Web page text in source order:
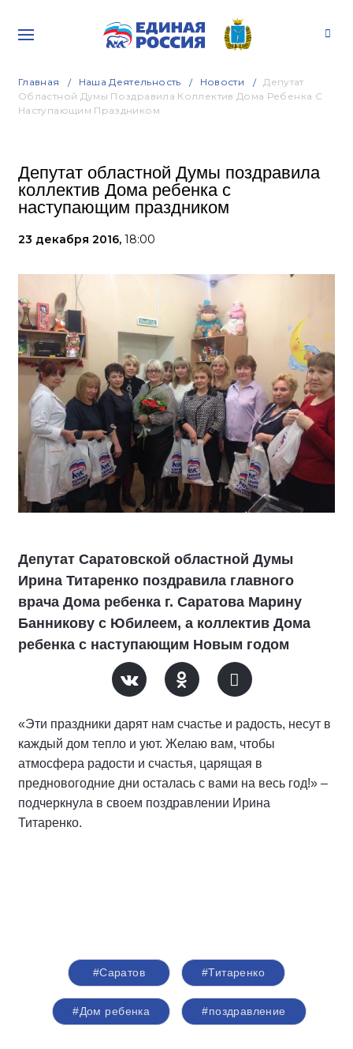
Главная Наша Деятельность Новости
Депутат
Областной Думы Поздравила Коллектив Дома Ребенка С
Наступающим Праздником
Депутат областной Думы поздравила
коллектив Дома ребенка с
наступающим праздником
23 декабря 2016, 18:00
Депутат Саратовской областной Думы
Ирина Титаренко поздравила главного
врача Дома ребенка г. Саратова Марину
Банникову с Юбилеем, а коллектив Дома
ребенка с наступающим Новым годом
«Эти праздники дарят нам счастье и радость, несут в
каждый дом тепло и уют. Желаю вам, чтобы
атмосфера радости и счастья, царящая в
предновогодние дни осталась с вами на весь год!» –
подчеркнула в своем поздравлении Ирина
Титаренко.
#Саратов #Титаренко
#Дом ребенка #поздравление